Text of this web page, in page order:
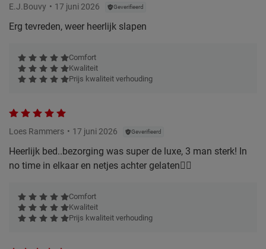
E.J.Bouvy 17 juni 2026 Geverifieerd
Erg tevreden, weer heerlijk slapen
Comfort
Kwaliteit
Prijs kwaliteit verhouding
Loes Rammers 17 juni 2026 Geverifieerd
Heerlijk bed..bezorging was super de luxe, 3 man sterk! In
no time in elkaar en netjes achter gelaten👌🏻
Comfort
Kwaliteit
Prijs kwaliteit verhouding